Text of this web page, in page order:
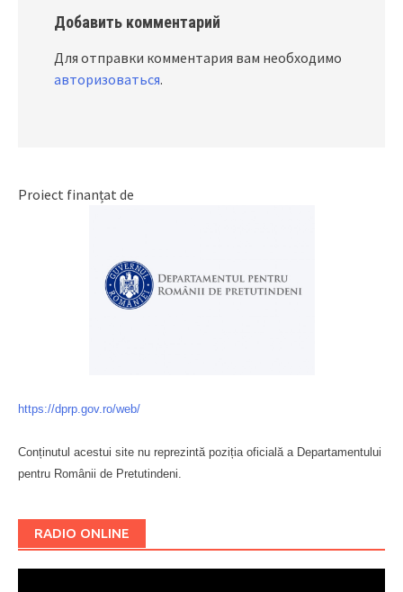
Добавить комментарий
Для отправки комментария вам необходимо
авторизоваться.
Proiect finanțat de
https://dprp.gov.ro/web/
Conținutul acestui site nu reprezintă poziția oficială a Departamentului
pentru Românii de Pretutindeni.
RADIO ONLINE